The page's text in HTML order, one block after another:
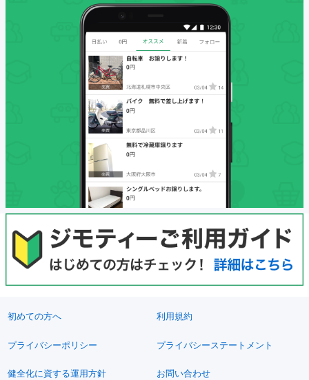
初めての方へ 利用規約
プライバシーポリシー プライバシーステートメント
健全化に資する運用方針 お問い合わせ